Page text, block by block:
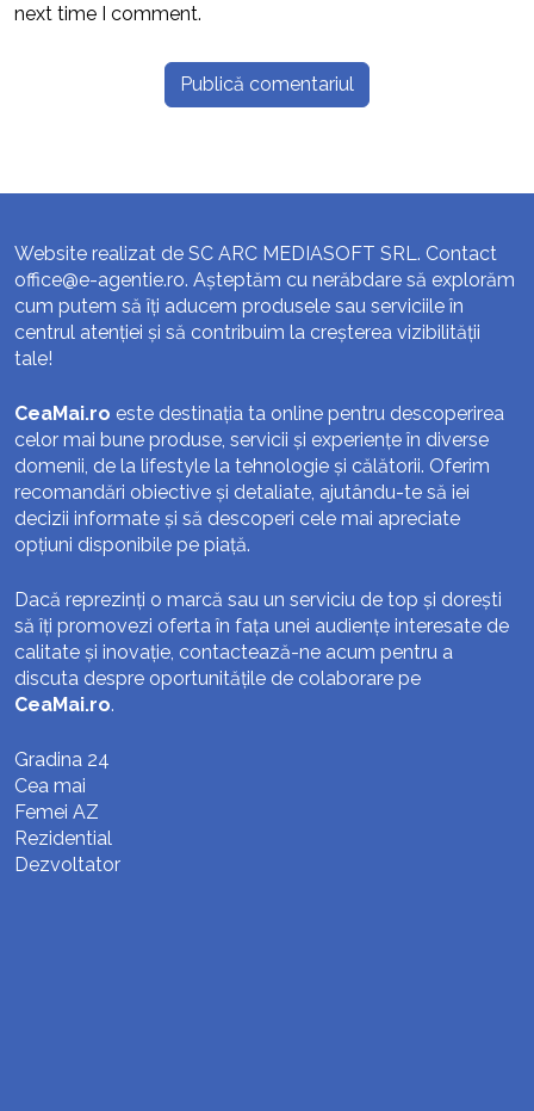
next time I comment.
Website realizat de SC ARC MEDIASOFT SRL. Contact
office@e-agentie.ro. Așteptăm cu nerăbdare să explorăm
cum putem să îți aducem produsele sau serviciile în
centrul atenției și să contribuim la creșterea vizibilității
tale!
CeaMai.ro este destinația ta online pentru descoperirea
celor mai bune produse, servicii și experiențe în diverse
domenii, de la lifestyle la tehnologie și călătorii. Oferim
recomandări obiective și detaliate, ajutându-te să iei
decizii informate și să descoperi cele mai apreciate
opțiuni disponibile pe piață.
Dacă reprezinți o marcă sau un serviciu de top și dorești
să îți promovezi oferta în fața unei audiențe interesate de
calitate și inovație, contactează-ne acum pentru a
discuta despre oportunitățile de colaborare pe
CeaMai.ro.
Gradina 24
Cea mai
Femei AZ
Rezidential
Dezvoltator